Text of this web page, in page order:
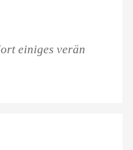
einiges verän